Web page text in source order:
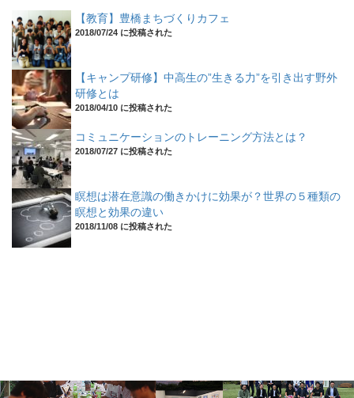
【教育】豊橋まちづくりカフェ
2018/07/24 に投稿された
【キャンプ研修】中高生の”生きる力”を引き出す野外
研修とは
2018/04/10 に投稿された
コミュニケーションのトレーニング方法とは？
2018/07/27 に投稿された
瞑想は潜在意識の働きかけに効果が？世界の５種類の
瞑想と効果の違い
2018/11/08 に投稿された